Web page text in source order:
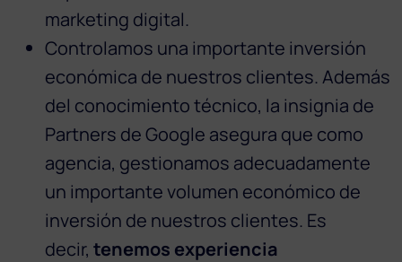
marketing digital.
Controlamos una importante inversión
económica de nuestros clientes. Además
del conocimiento técnico, la insignia de
Partners de Google asegura que como
agencia, gestionamos adecuadamente
un importante volumen económico de
inversión de nuestros clientes. Es
decir, tenemos experiencia